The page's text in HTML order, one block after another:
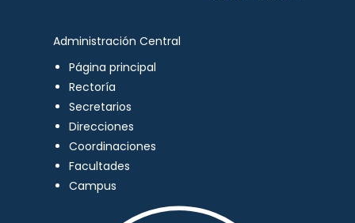
Administración Central
Página principal
Rectoría
Secretarios
Direcciones
Coordinaciones
Facultades
Campus